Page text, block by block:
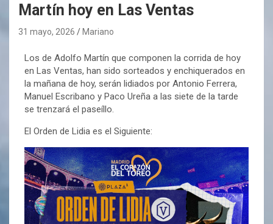
Martín hoy en Las Ventas
31 mayo, 2026 Mariano
Los de Adolfo Martín que componen la corrida de hoy
en Las Ventas, han sido sorteados y enchiquerados en
la mañana de hoy, serán lidiados por Antonio Ferrera,
Manuel Escribano y Paco Ureña a las siete de la tarde
se trenzará el paseíllo.
El Orden de Lidia es el Siguiente: